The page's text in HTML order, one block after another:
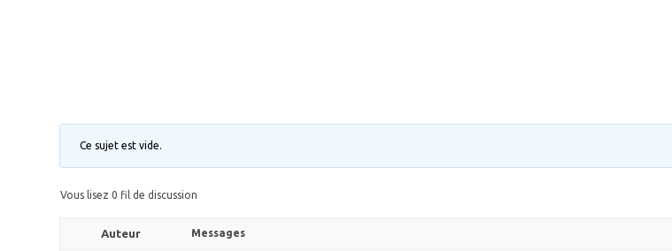
Ce sujet est vide.
Vous lisez 0 fil de discussion
Auteur Messages